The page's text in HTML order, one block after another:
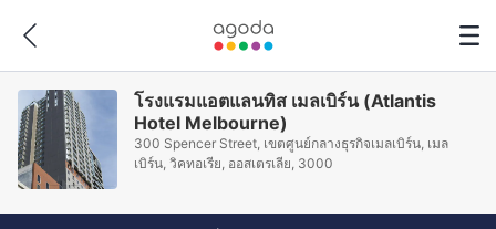
โรงแรมแอตแลนทิส เมลเบิร์น (Atlantis
Hotel Melbourne)
300 Spencer Street, เขตศูนย์กลางธุรกิจเมลเบิร์น, เมล
เบิร์น, วิคทอเรีย, ออสเตรเลีย, 3000